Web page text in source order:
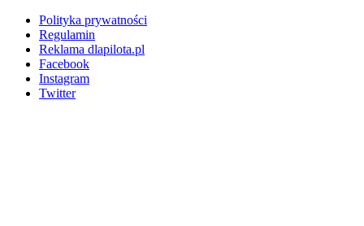
Polityka prywatności
Regulamin
Reklama dlapilota.pl
Facebook
Instagram
Twitter